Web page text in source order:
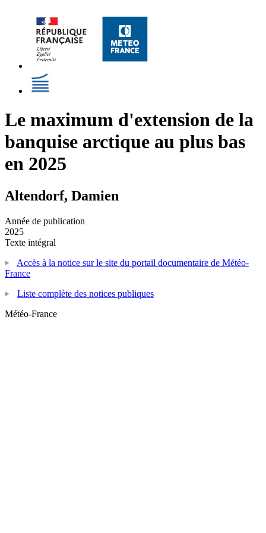
Le maximum d'extension de la
banquise arctique au plus bas
en 2025
Altendorf, Damien
Année de publication
2025
Texte intégral
Accès à la notice sur le site du portail documentaire de Météo-
France
Liste complète des notices publiques
Météo-France